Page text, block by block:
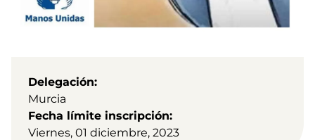
Delegación
Murcia
Fecha límite inscripción
Viernes, 01 diciembre, 2023